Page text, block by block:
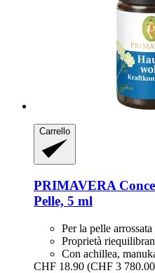
Carrello
PRIMAVERA
Pelle, 5 ml
Per la pelle
Proprietà
Con achillea,
CHF 18.90 (CHF 3